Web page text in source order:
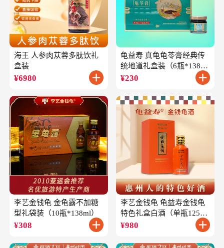
海王 人参肉苁蓉多肽饮礼
盒装
¥6980
龟益寿 真龟龟苓膏经典传
统地道礼盒装（6瓶*138
克）
¥230
李艺金钱龟 金龟露不加糖
型礼袋装（10瓶*138ml）
¥308
李艺金钱龟 龟益寿金钱龟
特色礼盒白酒（单瓶125ml
礼盒装）
¥980